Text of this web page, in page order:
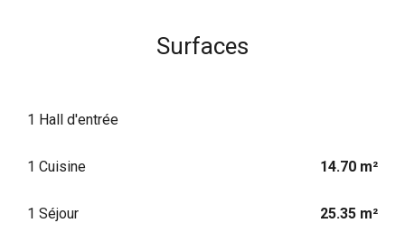
Surfaces
1 Hall d'entrée
1 Cuisine 14.70 m²
1 Séjour 25.35 m²